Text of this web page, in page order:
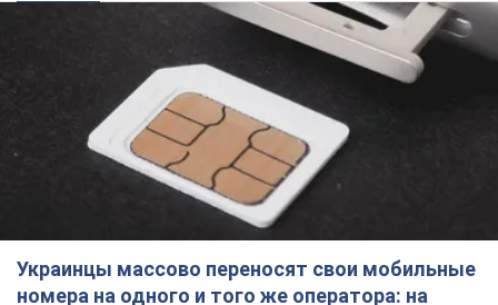
Украинцы массово переносят свои мобильные
номера на одного и того же оператора: на
какой чаще всего переходят
Мобильные тарифы достигли критического предела
63,4 т.
Украинцев планируют отселять из
квартир: "слуга народа" рассказала,
кто будет принимать решение о